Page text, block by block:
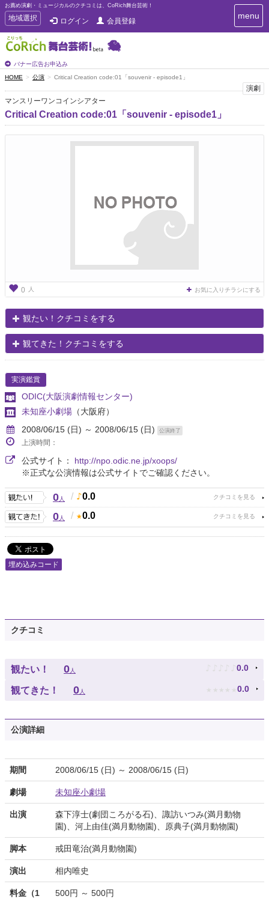
お薦め演劇・ミュージカルのクチコミは、CoRich舞台芸術！
T
o
g
g
e
n
a
v
i
g
地域選択 ログイン 会員登録
バナー広告お申込み
T
o
i
g
menu
HOME 公演 Critical Creation code:01「souvenir - episode1」
演劇
マンスリーワンコインシアター
Critical Creation code:01「souvenir - episode1」
0 人 お気に入りチラシにする
観たい！クチコミをする
観てきた！クチコミをする
実演鑑賞
ODIC(大阪演劇情報センター)
未知座小劇場 （大阪府）
2008/06/15 (日) ～ 2008/06/15 (日)
公演終了
上演時間：
公式サイト： http://npo.odic.ne.jp/xoops/
※正式な公演情報は公式サイトでご確認ください。
0人 / 0.0
0人 / 0.0
埋め込みコード
クチコミ
観たい！ 0人 ♪ ♪ ♪ ♪ ♪ 0.0
観てきた！ 0人 ★ ★ ★ ★ ★ 0.0
公演詳細
期間 2008/06/15 (日) ～ 2008/06/15 (日)
劇場 未知座小劇場
出演
森下淳士(劇団ころがる石)、諏訪いつみ(満月動物
園)、河上由佳(満月動物園)、原典子(満月動物園)
脚本 戒田竜治(満月動物園)
演出 相内唯史
料金（1
500円 ～ 500円